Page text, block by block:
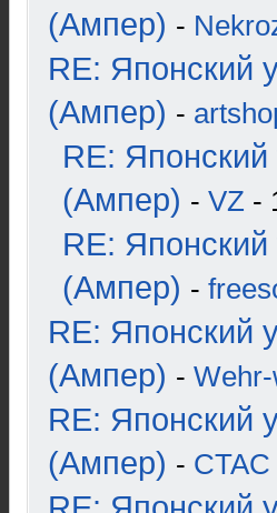
(Ампер) -
RE: Японский
(Ампер) -
RE:
(Ампер) - VZ -
RE:
(Ампер) -
RE: Японский
(Ампер) -
RE: Японский
(Ампер) - CTAC